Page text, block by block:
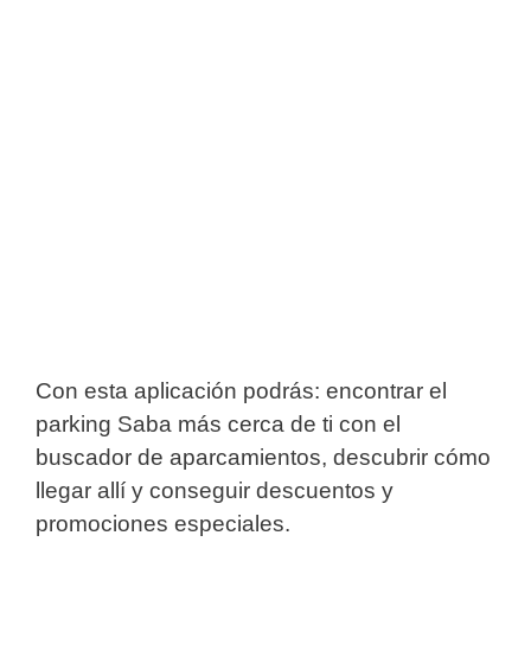
Con esta aplicación podrás: encontrar el
parking Saba más cerca de ti con el
buscador de aparcamientos, descubrir cómo
llegar allí y conseguir descuentos y
promociones especiales.